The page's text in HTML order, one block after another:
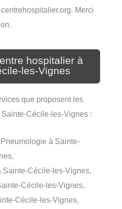
Merci
hospitalier à
les-Vignes
que proposent les
Cécile-les-Vignes :
à Sainte-
Sainte-Cécile-les-Vignes,
Cécile-les-Vignes,
Cécile-les-Vignes,